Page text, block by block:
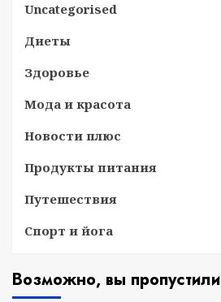
Uncategorised
Диеты
Здоровье
Мода и красота
Новости плюс
Продукты питания
Путешествия
Спорт и йога
Возможно, вы пропустили